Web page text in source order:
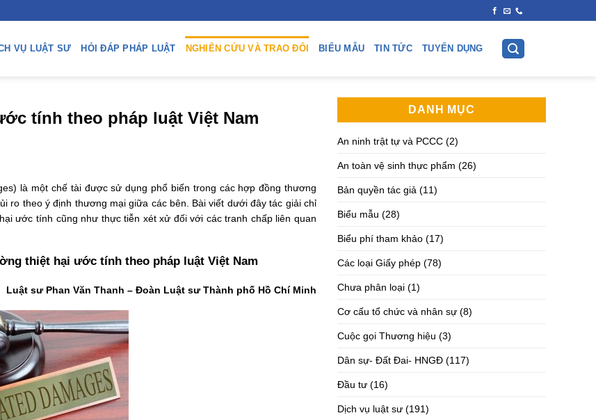
VỤ LUẬT SƯ HỎI ĐÁP PHÁP LUẬT NGHIÊN CỨU VÀ TRAO ĐỔI BIỂU MẪU TIN TỨC TUYỂN DỤNG
tính theo pháp luật Việt Nam
là một chế tài được sử dụng phổ biến trong các hợp đồng thương
ro theo ý định thương mại giữa các bên. Bài viết dưới đây tác giải chỉ
ước tính cũng như thực tiễn xét xử đối với các tranh chấp liên quan
thiệt hại ước tính theo pháp luật Việt Nam
Luật sư Phan Văn Thanh – Đoàn Luật sư Thành phố Hồ Chí Minh
DANH MỤC
An ninh trật tự và PCCC (2)
An toàn vệ sinh thực phẩm (26)
Bản quyền tác giả (11)
Biểu mẫu (28)
Biểu phí tham khảo (17)
Các loại Giấy phép (78)
Chưa phân loại (1)
Cơ cấu tổ chức và nhân sự (8)
Cuộc gọi Thương hiệu (3)
Dân sự- Đất Đai- HNGĐ (117)
Đầu tư (16)
Dịch vụ luật sư (191)